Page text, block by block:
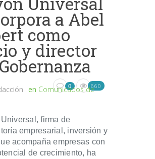
a Abel
como
y director
en Comunicados de
0 660
firma de
empresarial, inversión y
acompaña empresas con
de crecimiento, ha